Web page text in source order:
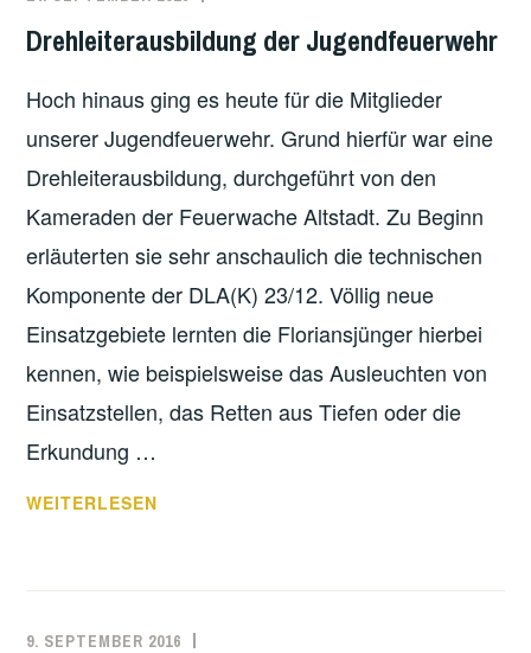
Drehleiterausbildung der Jugendfeuerwehr
Hoch hinaus ging es heute für die Mitglieder
unserer Jugendfeuerwehr. Grund hierfür war eine
Drehleiterausbildung, durchgeführt von den
Kameraden der Feuerwache Altstadt. Zu Beginn
erläuterten sie sehr anschaulich die technischen
Komponente der DLA(K) 23/12. Völlig neue
Einsatzgebiete lernten die Floriansjünger hierbei
kennen, wie beispielsweise das Ausleuchten von
Einsatzstellen, das Retten aus Tiefen oder die
Erkundung …
DREHLEITERAUSBILDUNG
WEITERLESEN
9. SEPTEMBER 2016